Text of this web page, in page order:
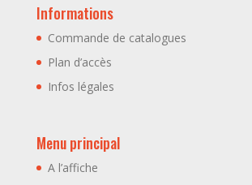
Informations
Commande de catalogues
Plan d’accès
Infos légales
Menu principal
A l’affiche